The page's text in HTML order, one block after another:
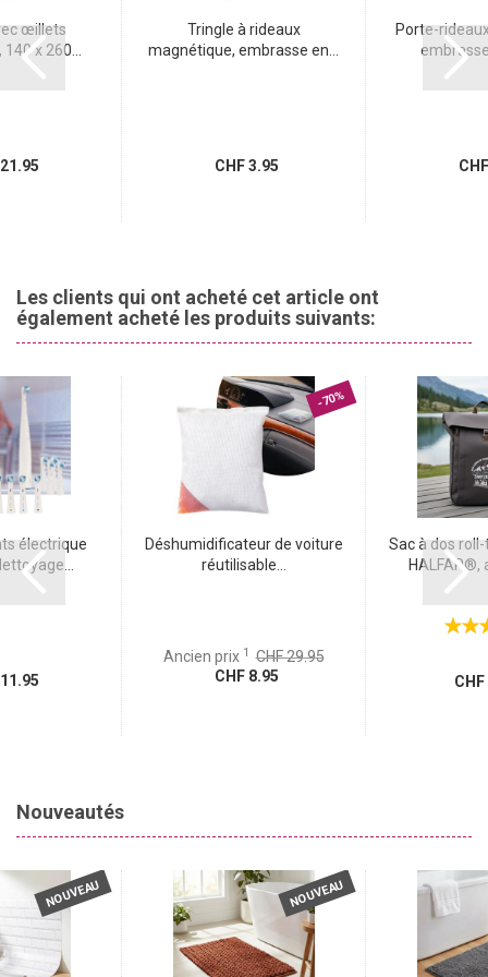
œillets
x 260...
Tringle à rideaux
magnétique, embrasse en...
CHF 3.95
Porte-
Les clients qui ont acheté cet article ont
également acheté les produits suivants:
électrique
-70%
Déshumidificateur de voiture
réutilisable...
Ancien prix 1 CHF 29.95
CHF 8.95
Sac à dos
HALFAR®,
Nouveautés
NOUVEAU NOUVEAU